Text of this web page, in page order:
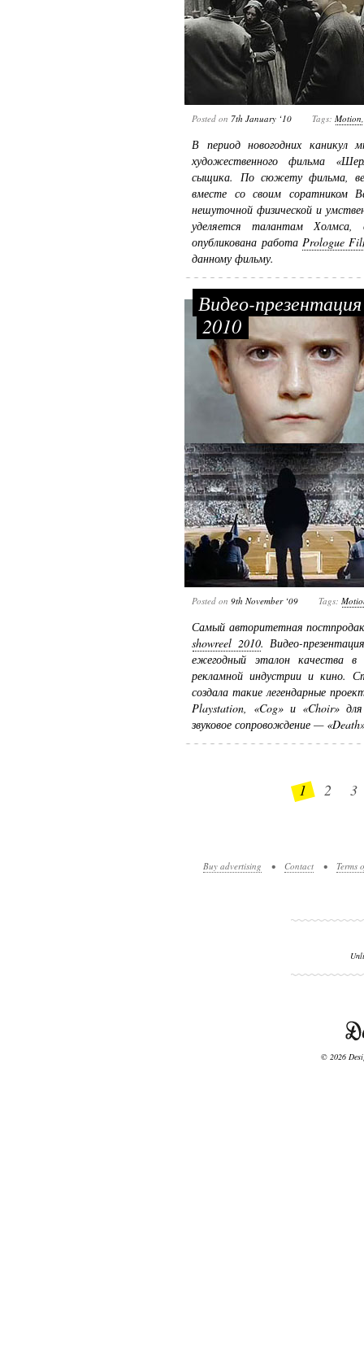
Posted on 7th January ‘10 Tags: Motion
В период новогодних каникул
художественного фильма
сыщика. По сюжету фильма,
вместе со своим соратником
нешуточной физической и
уделяется талантам Холмса,
опубликована работа Prologue
данному фильму.
Видео-
2010
Posted on 9th November ‘09 Tags:
Самый авторитетная
showreel 2010. Видео-
ежегодный эталон качества в
рекламной индустрии и кино.
создала такие легендарные
Playstation, «Cog» и «Choir»
звуковое сопровождение —
1 2 3
Buy advertising • Contact • Terms
© 2026